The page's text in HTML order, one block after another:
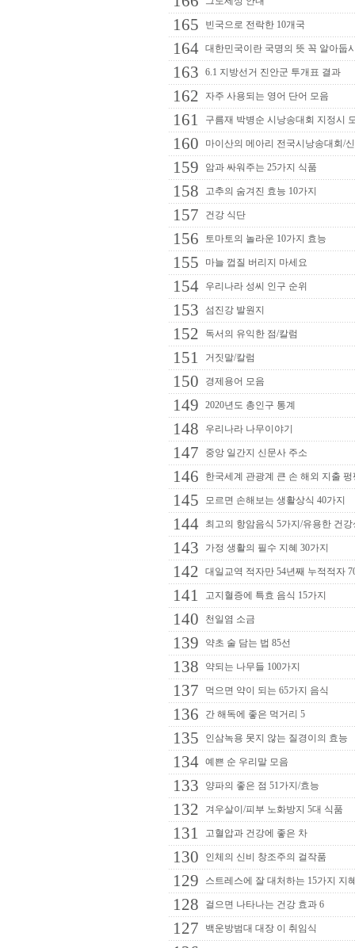
165 빈국으로 전락한 10개국
164 대한민국이란 국명의 뜻 꼭 알아둡
163 6.1 지방선거 진안군 투개표 결과
162 자주 사용되는 영어 단어 모음
161 구름재 박병순 시낭송대회 지정시
160 마이산의 메아리 전국시낭송대회/
159 암과 싸워주는 25가지 식품
158 고추의 숨겨진 효능 10가지
157 건강 식단
156 토마토의 놀라운 10가지 효능
155 마늘 껍질 버리지 마세요
154 우리나라 성씨 인구 순위
153 섬진강 발원지
152 독서의 유익한 점/칼럼
151 거짓말/칼럼
150 경제용어 모음
149 2020년도 총인구 통계
148 우리나라 나무이야기
147 중앙 일간지 신문사 주소
146 한국세계 관광계 큰 손 해외 지출 펑
145 모르면 손해보는 생활상식 40가지
144 최고의 항암음식 5가지/유용한 건강
143 가정 생활의 필수 지혜 30가지
142 대일교역 적자만 54년째 누적적자
141 고지혈증에 특효 음식 15가지
140 천일염 소금
139 약초 술 담는 법 85선
138 약되는 나무들 100가지
137 먹으면 약이 되는 65가지 음식
136 간 해독에 좋은 먹거리 5
135 인삼녹용 못지 않는 질경이의 효능
134 예쁜 순 우리말 모음
133 양파의 좋은 점 51가지/효능
132 겨우살이/피부 노화방지 5대 식품
131 고혈압과 건강에 좋은 차
130 인체의 신비 창조주의 걸작품
129 스트레스에 잘 대처하는 15가지 지
128 걸으면 나타나는 건강 효과 6
127 백운방범대 대장 이 취임식